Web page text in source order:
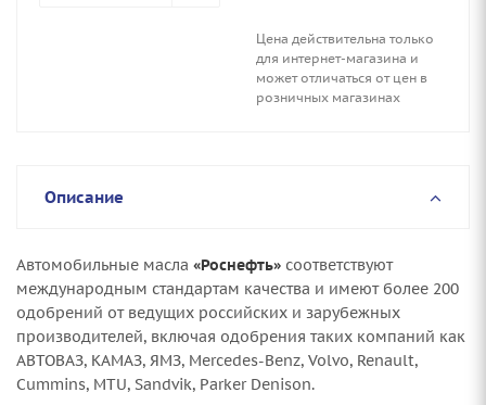
Цена действительна только
для интернет-магазина и
может отличаться от цен в
розничных магазинах
Описание
Автомобильные масла «Роснефть» соответствуют
международным стандартам качества и имеют более 200
одобрений от ведущих российских и зарубежных
производителей, включая одобрения таких компаний как
АВТОВАЗ, КАМАЗ, ЯМЗ, Mercedes-Benz, Volvo, Renault,
Cummins, MTU, Sandvik, Parker Denison.